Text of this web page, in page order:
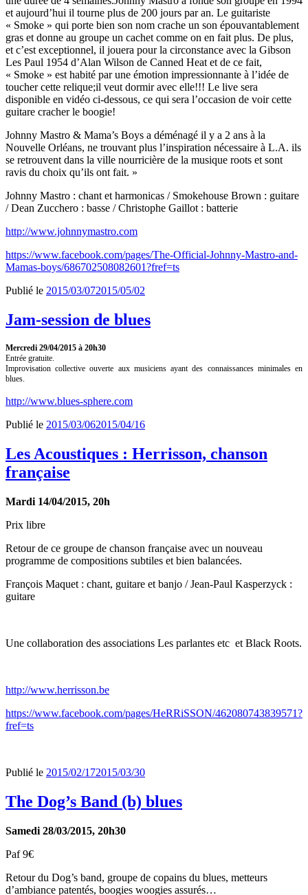
et aujourd’hui il tourne plus de 200 jours par an. Le guitariste
« Smoke » qui porte bien son nom crache un son épouvantablement
gras et donne au groupe un cachet comme on en fait plus. De plus,
et c’est exceptionnel, il jouera pour la circonstance avec la Gibson
Les Paul 1954 d’Alan Wilson de Canned Heat et de ce fait,
« Smoke » est habité par une émotion impressionnante à l’idée de
toucher cette relique;il veut dormir avec elle!!! Le live sera
disponible en vidéo ci-dessous, ce qui sera l’occasion de voir cette
guitare cracher le boogie!
Johnny Mastro & Mama’s Boys a déménagé il y a 2 ans à la
Nouvelle Orléans, ne trouvant plus l’inspiration nécessaire à L.A. ils
se retrouvent dans la ville nourricière de la musique roots et sont
ravis du choix qu’ils ont fait. »
Johnny Mastro : chant et harmonicas / Smokehouse Brown : guitare
/ Dean Zucchero : basse / Christophe Gaillot : batterie
http://www.johnnymastro.com
https://www.facebook.com/pages/The-Official-Johnny-Mastro-and-
Mamas-boys/686702508082601?fref=ts
Publié le 2015/03/072015/05/02
Jam-session de blues
Mercredi 29/04/2015 à 20h30
Entrée gratuite.
Improvisation collective ouverte aux musiciens ayant des connaissances minimales en
blues.
http://www.blues-sphere.com
Publié le 2015/03/062015/04/16
Les Acoustiques : Herrisson, chanson
française
Mardi 14/04/2015, 20h
Prix libre
Retour de ce groupe de chanson française avec un nouveau
programme de compositions subtiles et bien balancées.
François Maquet : chant, guitare et banjo / Jean-Paul Kasperzyck :
guitare
Une collaboration des associations Les parlantes etc et Black Roots.
http://www.herrisson.be
https://www.facebook.com/pages/HeRRiSSON/462080743839571?
fref=ts
Publié le 2015/02/172015/03/30
The Dog’s Band (b) blues
Samedi 28/03/2015, 20h30
Paf 9€
Retour du Dog’s band, groupe de copains du blues, metteurs
d’ambiance patentés, boogies woogies assurés…